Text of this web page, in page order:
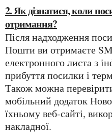
2. Як дізнатися, коли посилка готова до
отримання?
Після надходження посилки в відділення Нової
Пошти ви отримаєте
електронного листа з
прибуття посилки і
Також можна
мобільний додаток
їхньому веб-сайті,
накладної.